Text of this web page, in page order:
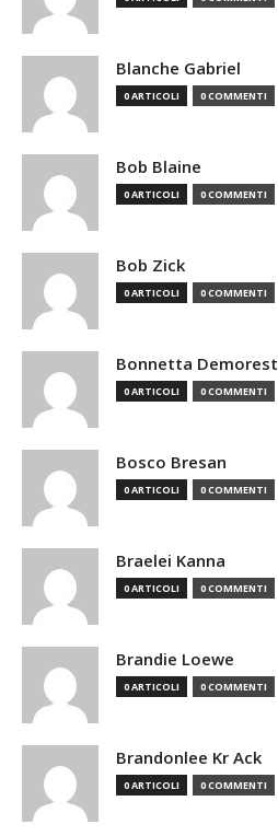
Blanche Gabriel
0 ARTICOLI 0 COMMENTI
Bob Blaine
0 ARTICOLI 0 COMMENTI
Bob Zick
0 ARTICOLI 0 COMMENTI
Bonnetta Demorest
0 ARTICOLI 0 COMMENTI
Bosco Bresan
0 ARTICOLI 0 COMMENTI
Braelei Kanna
0 ARTICOLI 0 COMMENTI
Brandie Loewe
0 ARTICOLI 0 COMMENTI
Brandonlee Kr Ack
0 ARTICOLI 0 COMMENTI